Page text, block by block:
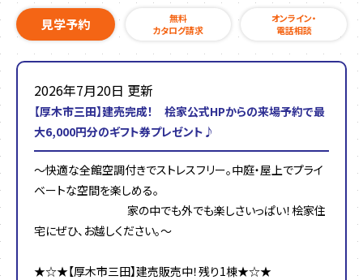
見学予約
無料
カタログ請求
オンライン・
電話相談
2026年7月20日 更新
【厚木市三田】建売完成！ 桧家公式HPからの来場予約で最
大6,000円分のギフト券プレゼント♪
～快適な全館空調付きでストレスフリー。中庭・屋上でプライ
ベートな空間を楽しめる。
家の中でも外でも楽しさいっぱい！桧家住
宅にぜひ、お越しください。～
★☆★【厚木市三田】建売販売中！残り1棟★☆★